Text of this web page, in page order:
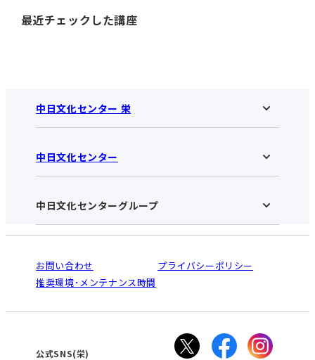
最近チェックした講座
中日文化センター 栄
中日文化センター 栄HOME
お知らせ
アクセス･営業時間
お申し込みの流れ
入会と受講のご案内
中日文化センター
中日文化センターHOME
中日文化センターとは
受講規約・会員特典
ご利用ガイド
オンライン講座受講の手順
WEBサイトのよくある質問
中日文化センターグループ
南大高
犬山
高蔵寺
大垣
津
お問い合わせ
プライバシーポリシー
推奨環境･メンテナンス時間
公式SNS(栄)